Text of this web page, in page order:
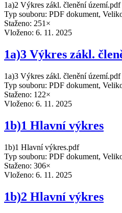
1a)2 Výkres zákl. členění území.pdf
Typ souboru: PDF dokument,
Staženo: 251×
Vloženo: 6. 11. 2025
1a)3 Výkres zákl.
1a)3 Výkres zákl. členění území.pdf
Typ souboru: PDF dokument,
Staženo: 122×
Vloženo: 6. 11. 2025
1b)1 Hlavní výkres
1b)1 Hlavní výkres.pdf
Typ souboru: PDF dokument,
Staženo: 306×
Vloženo: 6. 11. 2025
1b)2 Hlavní výkres